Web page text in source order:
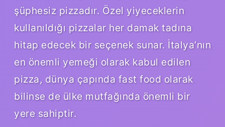
şüphesiz pizzadır. Özel yiyeceklerin
kullanıldığı pizzalar her damak tadına
hitap edecek bir seçenek sunar. İtalya’nın
en önemli yemeği olarak kabul edilen
pizza, dünya çapında fast food olarak
bilinse de ülke mutfağında önemli bir
yere sahiptir.